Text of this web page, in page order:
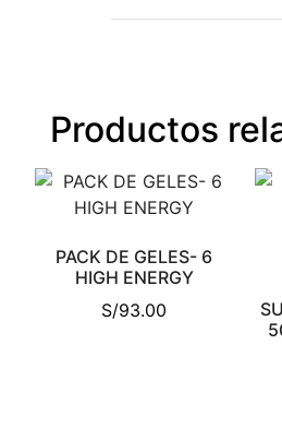
Productos
PACK DE GELES- 6
HIGH ENERGY
S/93.00